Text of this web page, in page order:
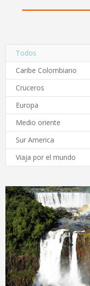
Todos
Caribe Colombiano
Cruceros
Europa
Medio oriente
Sur America
Viaja por el mundo